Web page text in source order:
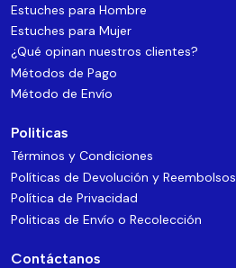
Estuches para Hombre
Estuches para Mujer
¿Qué opinan nuestros clientes?
Métodos de Pago
Método de Envío
Politicas
Términos y Condiciones
Políticas de Devolución y Reembolsos
Política de Privacidad
Politicas de Envío o Recolección
Contáctanos